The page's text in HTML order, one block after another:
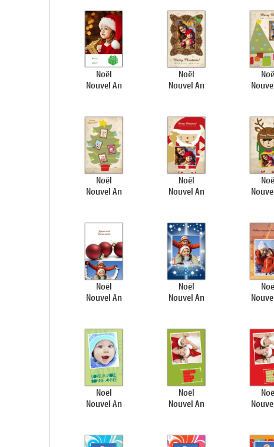
Noël
Nouvel An
Noël
Nouvel An
Noël
Nouvel An
Noël
Nouvel An
Noël
Nouvel An
Noël
Nouvel An
Noël
Nouvel An
Noël
Nouvel An